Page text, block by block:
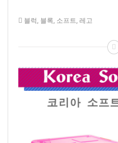
블럭 블록 소프트 레고